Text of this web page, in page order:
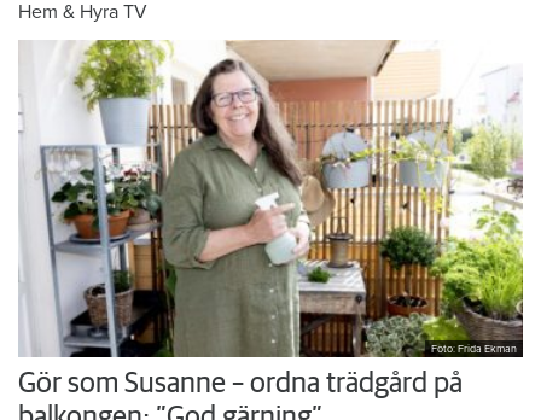
Hem & Hyra TV
Foto: Frida Ekman
Gör som Susanne – ordna trädgård på